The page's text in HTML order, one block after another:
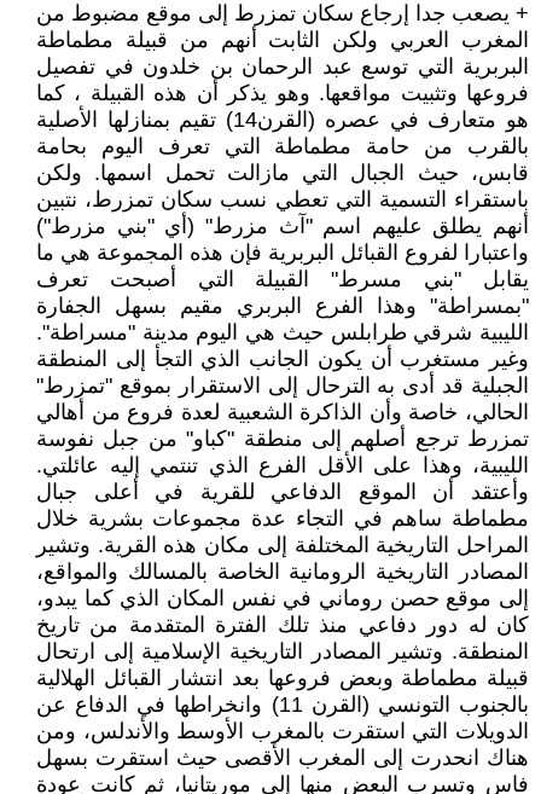
+ يصعب جدا إرجاع سكان تمزرط إلى موقع مضبوط من
المغرب العربي ولكن الثابت أنهم من قبيلة مطماطة
البربرية التي توسع عبد الرحمان بن خلدون في تفصيل
فروعها وتثبيت مواقعها. وهو يذكر أن هذه القبيلة ، كما
هو متعارف في عصره (القرن14) تقيم بمنازلها الأصلية
بالقرب من حامة مطماطة التي تعرف اليوم بحامة
قابس، حيث الجبال التي مازالت تحمل اسمها. ولكن
باستقراء التسمية التي تعطي نسب سكان تمزرط، نتبين
أنهم يطلق عليهم اسم "آث مزرط" (أي "بني مزرط")
واعتبارا لفروع القبائل البربرية فإن هذه المجموعة هي ما
يقابل "بني مسرط" القبيلة التي أصبحت تعرف
"بمسراطة" وهذا الفرع البربري مقيم بسهل الجفارة
الليبية شرقي طرابلس حيث هي اليوم مدينة "مسراطة".
وغير مستغرب أن يكون الجانب الذي التجأ إلى المنطقة
الجبلية قد أدى به الترحال إلى الاستقرار بموقع "تمزرط"
الحالي، خاصة وأن الذاكرة الشعبية لعدة فروع من أهالي
تمزرط ترجع أصلهم إلى منطقة "كباو" من جبل نفوسة
الليبية، وهذا على الأقل الفرع الذي تنتمي إليه عائلتي.
وأعتقد أن الموقع الدفاعي للقرية في أعلى جبال
مطماطة ساهم في التجاء عدة مجموعات بشرية خلال
المراحل التاريخية المختلفة إلى مكان هذه القرية. وتشير
المصادر التاريخية الرومانية الخاصة بالمسالك والمواقع،
إلى موقع حصن روماني في نفس المكان الذي كما يبدو،
كان له دور دفاعي منذ تلك الفترة المتقدمة من تاريخ
المنطقة. وتشير المصادر التاريخية الإسلامية إلى ارتحال
قبيلة مطماطة وبعض فروعها بعد انتشار القبائل الهلالية
بالجنوب التونسي (القرن 11) وانخراطها في الدفاع عن
الدويلات التي استقرت بالمغرب الأوسط والأندلس، ومن
هناك انحدرت إلى المغرب الأقصى حيث استقرت بسهل
فاس وتسرب البعض منها إلى موريتانيا، ثم كانت عودة